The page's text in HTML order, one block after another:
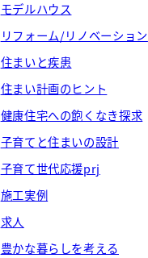
モデルハウス
リフォーム/リノベーション
住まいと疾患
住まい計画のヒント
健康住宅への飽くなき探求
子育てと住まいの設計
子育て世代応援prj
施工実例
求人
豊かな暮らしを考える